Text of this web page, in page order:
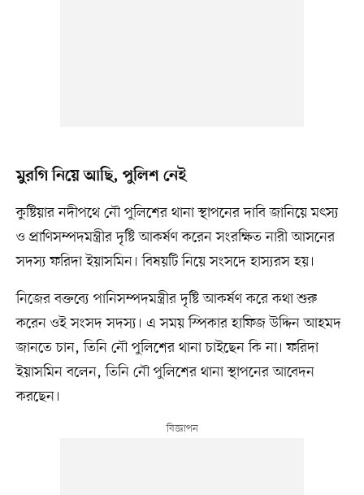
মুরগি নিয়ে আছি, পুলিশ নেই
কুষ্টিয়ার নদীপথে নৌ পুলিশের থানা স্থাপনের দাবি জানিয়ে মৎস্য
ও প্রাণিসম্পদমন্ত্রীর দৃষ্টি আকর্ষণ করেন সংরক্ষিত নারী আসনের
সদস্য ফরিদা ইয়াসমিন। বিষয়টি নিয়ে সংসদে হাস্যরস হয়।
নিজের বক্তব্যে পানিসম্পদমন্ত্রীর দৃষ্টি আকর্ষণ করে কথা শুরু
করেন ওই সংসদ সদস্য। এ সময় স্পিকার হাফিজ উদ্দিন আহমদ
জানতে চান, তিনি নৌ পুলিশের থানা চাইছেন কি না। ফরিদা
ইয়াসমিন বলেন, তিনি নৌ পুলিশের থানা স্থাপনের আবেদন
করছেন।